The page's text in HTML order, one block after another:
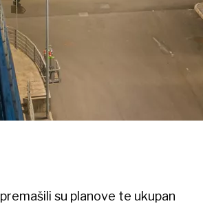
premašili su planove te ukupan